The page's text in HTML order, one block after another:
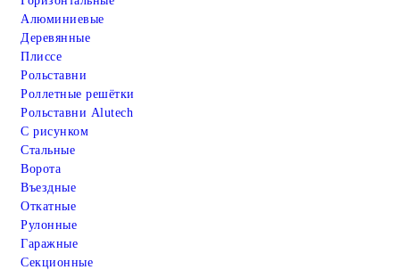
Алюминиевые
Деревянные
Плиссе
Рольставни
Роллетные решётки
Рольставни Alutech
С рисунком
Стальные
Ворота
Въездные
Откатные
Рулонные
Гаражные
Cекционные